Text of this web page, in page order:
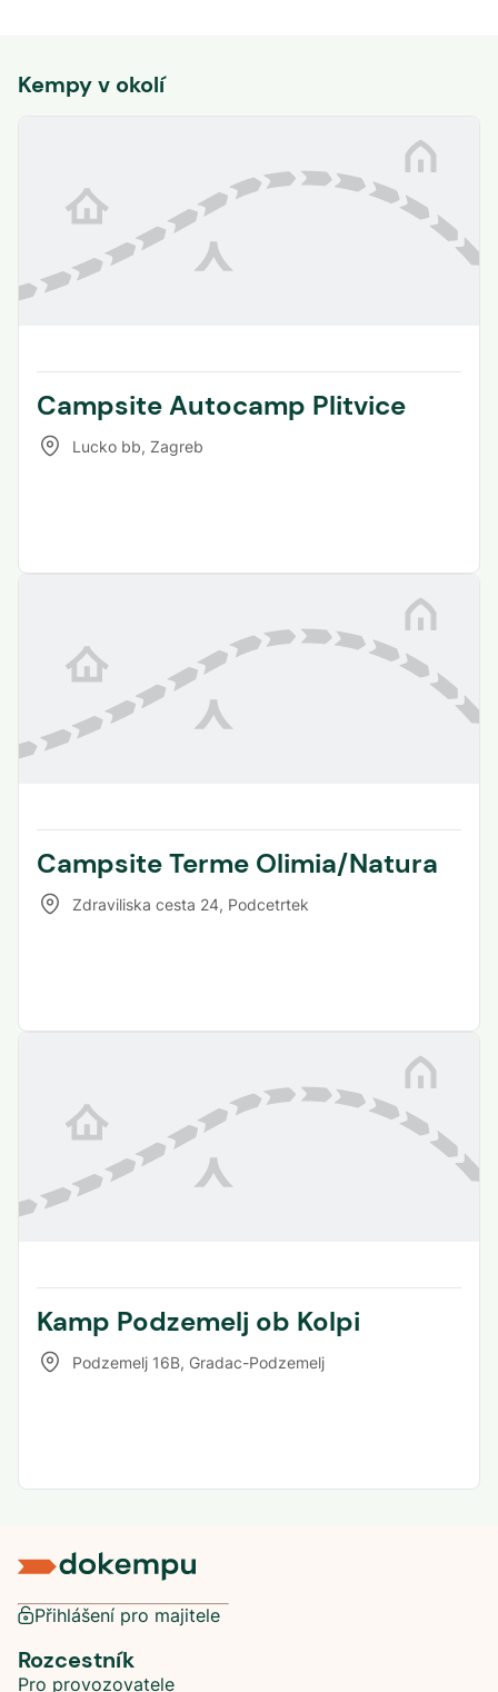
Kempy v okolí
Campsite Autocamp Plitvice
Lucko bb, Zagreb
Campsite Terme Olimia/Natura
Zdraviliska cesta 24, Podcetrtek
Kamp Podzemelj ob Kolpi
Podzemelj 16B, Gradac-Podzemelj
Přihlášení pro majitele
Rozcestník
Pro provozovatele